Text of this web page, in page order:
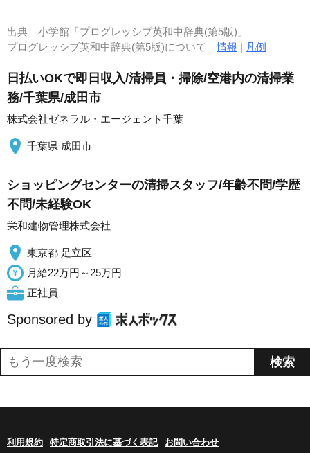
出典 小学館「プログレッシブ英和中辞典(第5版)」
プログレッシブ英和中辞典(第5版)について情報 | 凡例
日払いOKで即日収入/清掃員・掃除/空港内の清掃業
務/千葉県/成田市
株式会社ゼネラル・エージェント千葉
千葉県 成田市
ショッピングセンターの清掃スタッフ/年齢不問/学歴
不問/未経験OK
栄和建物管理株式会社
東京都 足立区
月給22万円～25万円
正社員
Sponsored by
利用規約 特定商取引法に基づく表記 お問い合わせ